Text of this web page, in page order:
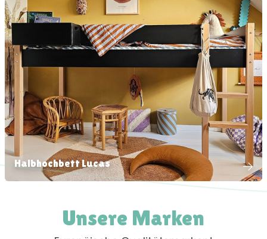
Halbhochbett Lucas
Unsere Marken